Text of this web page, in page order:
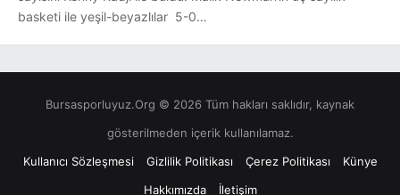
basketi ile yeşil-beyazlılar 5-0…
Bursasporluyuz.Org © 2026 Tüm hakları saklıdır, kaynak
gösterilmeden içerik kullanılamaz.
Kullanıcı Sözleşmesi
Gizlilik Politikası Çerez Politikası
Künye
Hakkımızda
İletişim